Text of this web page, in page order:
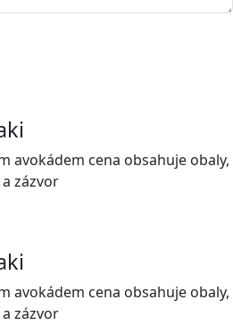
avokádem cena obsahuje obaly,
zázvor
avokádem cena obsahuje obaly,
zázvor